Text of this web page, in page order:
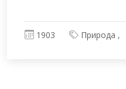
1903 Природа